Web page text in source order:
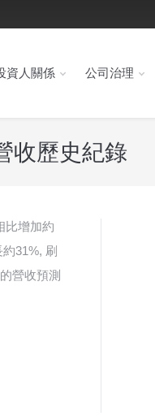
資人關係 公司治理
收歷史紀錄
比增加約
31%, 刷
營收預測